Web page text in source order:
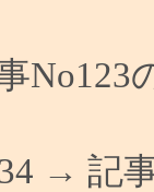
No123
→ 記